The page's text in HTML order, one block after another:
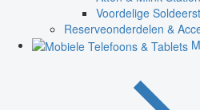
Voordelige
Reserveonderdelen &